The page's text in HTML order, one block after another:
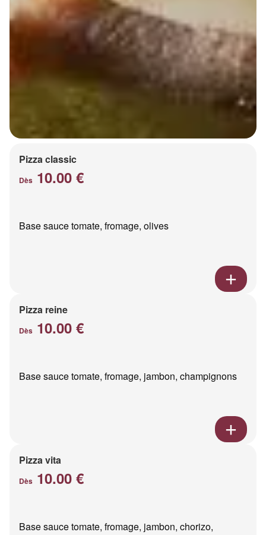
Pizza classic
Dès 10.00 €
Base sauce tomate, fromage, olives
Pizza reine
Dès 10.00 €
Base sauce tomate, fromage, jambon, champignons
Pizza vita
Dès 10.00 €
Base sauce tomate, fromage, jambon, chorizo,